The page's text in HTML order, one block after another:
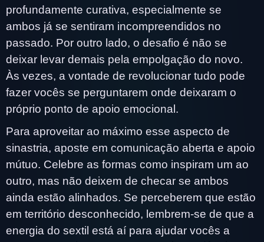
profundamente curativa, especialmente se
ambos já se sentiram incompreendidos no
passado. Por outro lado, o desafio é não se
deixar levar demais pela empolgação do novo.
Às vezes, a vontade de revolucionar tudo pode
fazer vocês se perguntarem onde deixaram o
próprio ponto de apoio emocional.
Para aproveitar ao máximo esse aspecto de
sinastria, aposte em comunicação aberta e apoio
mútuo. Celebre as formas como inspiram um ao
outro, mas não deixem de checar se ambos
ainda estão alinhados. Se perceberem que estão
em território desconhecido, lembrem-se de que a
energia do sextil está aí para ajudar vocês a